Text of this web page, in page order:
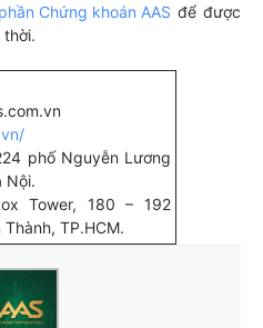
Chứng khoán AAS để được
phố Nguyễn Lương
Nội.
Tower, 180 – 192
TP.HCM.